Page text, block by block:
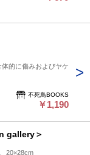
的に傷みおよびヤケ
不死鳥BOOKS
￥1,190
gallery＞
20×28cm